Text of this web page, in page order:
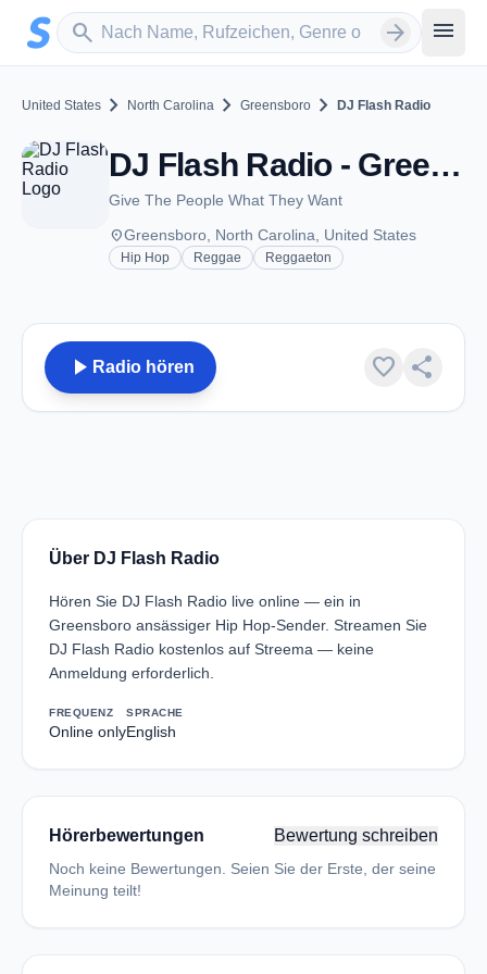
Zum Hauptinhalt springen
search
Sender suchen arrow_forward menu
United States chevron_right North Carolina chevron_right Greensboro chevron_right DJ Flash Radio
DJ Flash Radio - Greensboro, NC
Give The People What They Want
placeGreensboro, North Carolina, United States
Hip Hop Reggae Reggaeton
play_arrow Radio hören favorite share
Über DJ Flash Radio
Hören Sie DJ Flash Radio live online — ein in
Greensboro ansässiger Hip Hop-Sender. Streamen Sie
DJ Flash Radio kostenlos auf Streema — keine
Anmeldung erforderlich.
FREQUENZ
Online only
SPRACHE
English
Hörerbewertungen Bewertung schreiben
Noch keine Bewertungen. Seien Sie der Erste, der seine
Meinung teilt!